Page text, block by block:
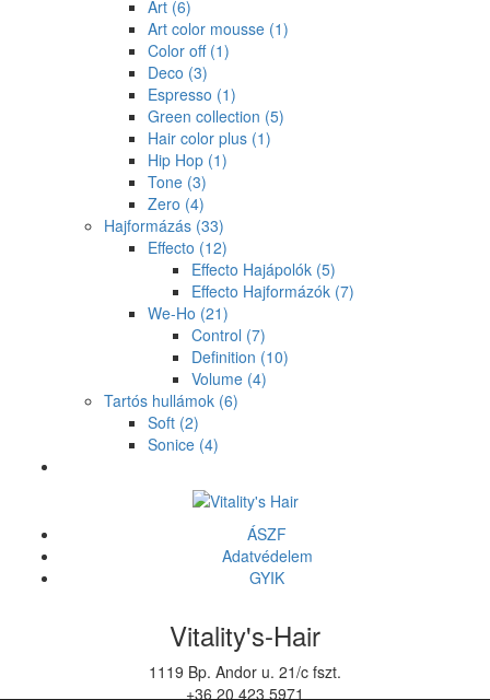
Art (6)
Art color mousse (1)
Color off (1)
Deco (3)
Espresso (1)
Green collection (5)
Hair color plus (1)
Hip Hop (1)
Tone (3)
Zero (4)
Hajformázás (33)
Effecto (12)
Effecto Hajápolók (5)
Effecto Hajformázók (7)
We-Ho (21)
Control (7)
Definition (10)
Volume (4)
Tartós hullámok (6)
Soft (2)
Sonice (4)
ÁSZF
Adatvédelem
GYIK
Vitality's-Hair
1119 Bp. Andor u. 21/c fszt.
+36 20 423 5971